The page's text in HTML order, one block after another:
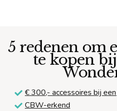
5 redenen om
te kopen
€ 300,- accessoires bij
CBW-erkend